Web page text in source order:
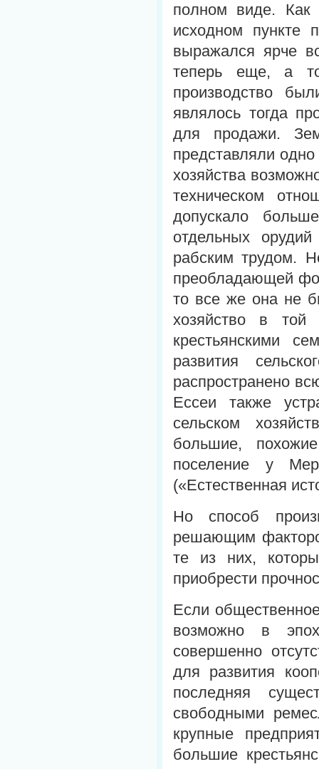
полном виде. Как
исходном пункте
выражался ярче
теперь еще, а
производство
являлось тогда
для продажи.
представляли
хозяйства
техническом
допускало
отдельных
рабским трудом.
преобладающей
то все же она не
хозяйство в
крестьянскими
развития
распространено
Ессеи также
сельском
большие,
поселение у
(«Естественная
Но способ
решающим
те из них,
приобрести
Если
возможно в
совершенно
для развития
последняя
свободными
крупные
большие